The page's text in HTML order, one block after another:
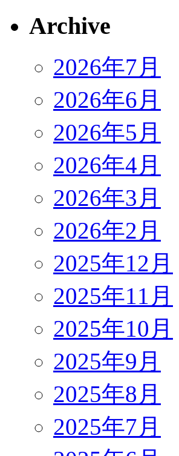
Archive
2026年7月
2026年6月
2026年5月
2026年4月
2026年3月
2026年2月
2025年12月
2025年11月
2025年10月
2025年9月
2025年8月
2025年7月